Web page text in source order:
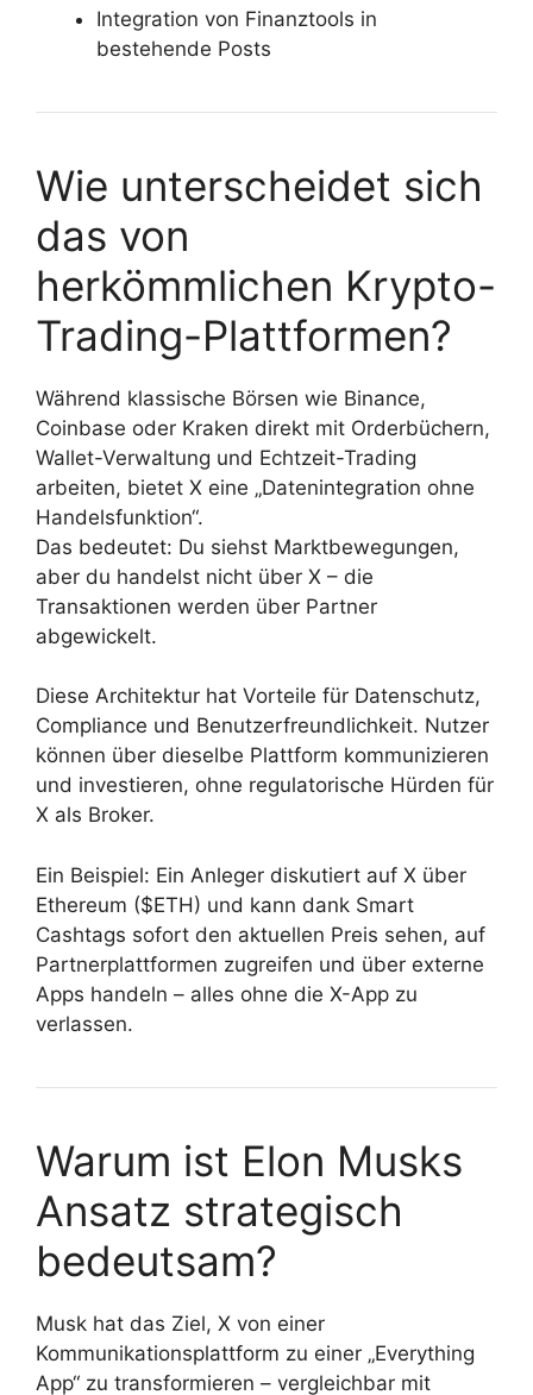
Integration von Finanztools in
bestehende Posts
Wie unterscheidet sich
das von
herkömmlichen Krypto-
Trading-Plattformen?
Während klassische Börsen wie Binance,
Coinbase oder Kraken direkt mit Orderbüchern,
Wallet-Verwaltung und Echtzeit-Trading
arbeiten, bietet X eine „Datenintegration ohne
Handelsfunktion“.
Das bedeutet: Du siehst Marktbewegungen,
aber du handelst nicht über X – die
Transaktionen werden über Partner
abgewickelt.
Diese Architektur hat Vorteile für Datenschutz,
Compliance und Benutzerfreundlichkeit. Nutzer
können über dieselbe Plattform kommunizieren
und investieren, ohne regulatorische Hürden für
X als Broker.
Ein Beispiel: Ein Anleger diskutiert auf X über
Ethereum ($ETH) und kann dank Smart
Cashtags sofort den aktuellen Preis sehen, auf
Partnerplattformen zugreifen und über externe
Apps handeln – alles ohne die X-App zu
verlassen.
Warum ist Elon Musks
Ansatz strategisch
bedeutsam?
Musk hat das Ziel, X von einer
Kommunikationsplattform zu einer „Everything
App“ zu transformieren – vergleichbar mit